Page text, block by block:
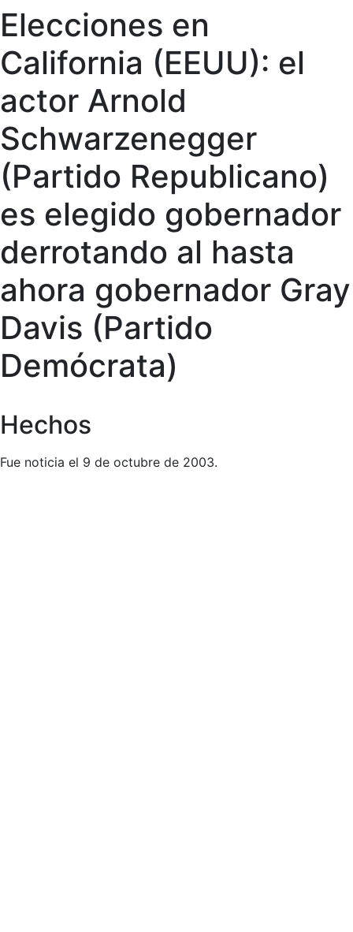
Elecciones en
California (EEUU): el
actor Arnold
Schwarzenegger
(Partido Republicano)
es elegido gobernador
derrotando al hasta
ahora gobernador Gray
Davis (Partido
Demócrata)
Hechos
Fue noticia el 9 de octubre de 2003.